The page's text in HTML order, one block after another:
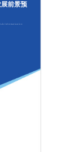
前景预
Informatization